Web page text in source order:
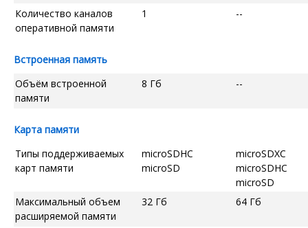
Количество каналов
оперативной памяти
1 --
Встроенная память
Объём встроенной
памяти
8 Гб --
Карта памяти
Типы поддерживаемых
карт памяти
microSDHC
microSD
microSDXC
microSDHC
microSD
Максимальный объем
расширяемой памяти
32 Гб 64 Гб